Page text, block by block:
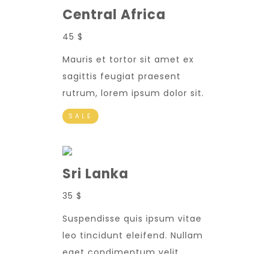
Central Africa
45 $
Mauris et tortor sit amet ex
sagittis feugiat praesent
rutrum, lorem ipsum dolor sit.
SALE
Sri Lanka
35 $
Suspendisse quis ipsum vitae
leo tincidunt eleifend. Nullam